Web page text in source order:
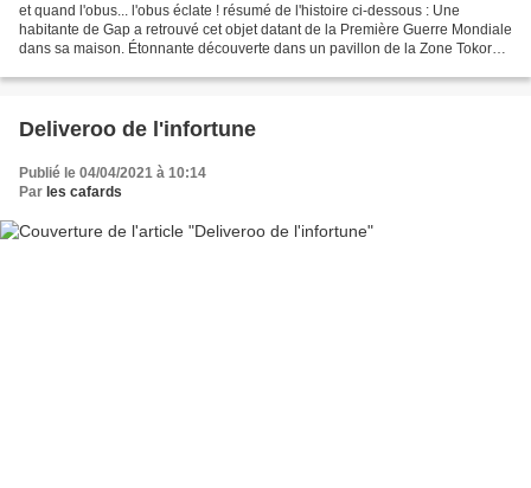
et quand l'obus... l'obus éclate ! résumé de l'histoire ci-dessous : Une
habitante de Gap a retrouvé cet objet datant de la Première Guerre Mondiale
dans sa maison. Étonnante découverte dans un pavillon de la Zone Tokoro à
Deliveroo de l'infortune
Publié le 04/04/2021 à 10:14
Par les cafards